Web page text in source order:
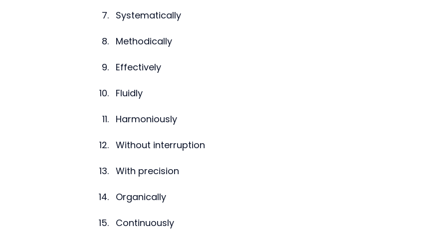
Systematically
Methodically
Effectively
Fluidly
Harmoniously
Without interruption
With precision
Organically
Continuously